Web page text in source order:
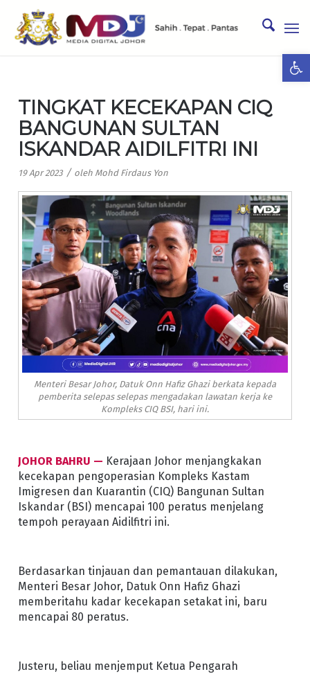
TINGKAT KECEKAPAN CIQ
BANGUNAN SULTAN
ISKANDAR AIDILFITRI INI
19 Apr 2023 / oleh Mohd Firdaus Yon
Menteri Besar Johor, Datuk Onn Hafiz Ghazi berkata kepada
pemberita selepas selepas mengadakan lawatan kerja ke
Kompleks CIQ BSI, hari ini.
JOHOR BAHRU — Kerajaan Johor menjangkakan
kecekapan pengoperasian Kompleks Kastam
Imigresen dan Kuarantin (CIQ) Bangunan Sultan
Iskandar (BSI) mencapai 100 peratus menjelang
tempoh perayaan Aidilfitri ini.
Berdasarkan tinjauan dan pemantauan dilakukan,
Menteri Besar Johor, Datuk Onn Hafiz Ghazi
memberitahu kadar kecekapan setakat ini, baru
mencapai 80 peratus.
Justeru, beliau menjemput Ketua Pengarah